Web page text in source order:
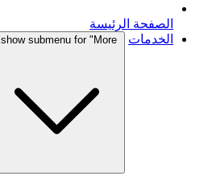
الصفحة الرئيسة
الخدمات
show submenu for "More"